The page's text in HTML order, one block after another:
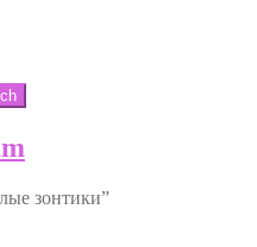
зонтики”